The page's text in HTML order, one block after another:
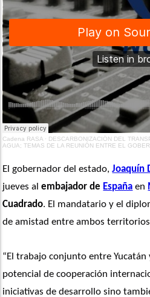
Cadena RASA · DESCARBONIZACIÓN DEL
AGUA; TEMAS DE LA REUNIÓN ENTRE EL
El gobernador del estado, Joaquín
jueves al embajador de España en
Cuadrado. El mandatario y el
de amistad entre ambos
“El trabajo conjunto entre Yucatán
potencial de cooperación
iniciativas de desarrollo sino